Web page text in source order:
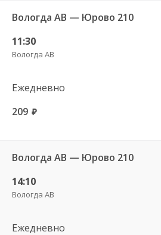
Вологда АВ — Юрово 210
11:30
Вологда АВ
Ежедневно
209 руб.
Вологда АВ — Юрово 210
14:10
Вологда АВ
Ежедневно